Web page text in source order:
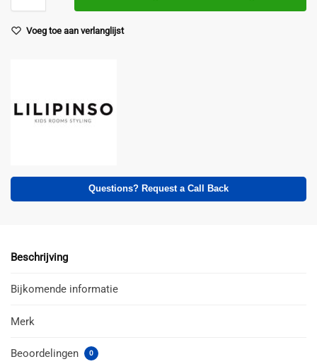
Voeg toe aan verlanglijst
Questions? Request a Call Back
Beschrijving
Bijkomende informatie
Merk
Beoordelingen 0